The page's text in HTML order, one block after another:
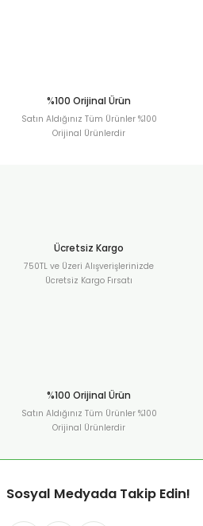
%100 Orijinal Ürün
Satın Aldığınız Tüm Ürünler %100
Orijinal Ürünlerdir
Ücretsiz Kargo
750TL ve Üzeri Alışverişlerinizde
Ücretsiz Kargo Fırsatı
%100 Orijinal Ürün
Satın Aldığınız Tüm Ürünler %100
Orijinal Ürünlerdir
Sosyal Medyada Takip Edin!